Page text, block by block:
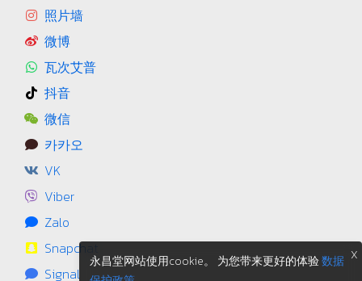
照片墙
微博
瓦次艾普
抖音
微信
카카오
VK
Viber
Zalo
Snapchat
Signal
X
永昌堂网站使用cookie。 为您带来更好的体验数据